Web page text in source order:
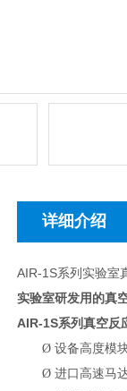
详细介绍
AIR-1S系列实验室
实验室研发用的真
AIR-1S系列真空反
Ø 设备高度模
Ø 进口高速马